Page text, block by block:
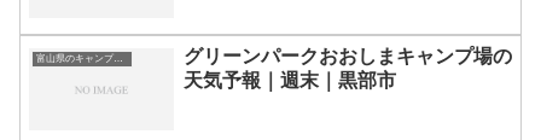
富山県のキャンプ場一覧
グリーンパークおおしまキャンプ場の
天気予報｜週末｜黒部市